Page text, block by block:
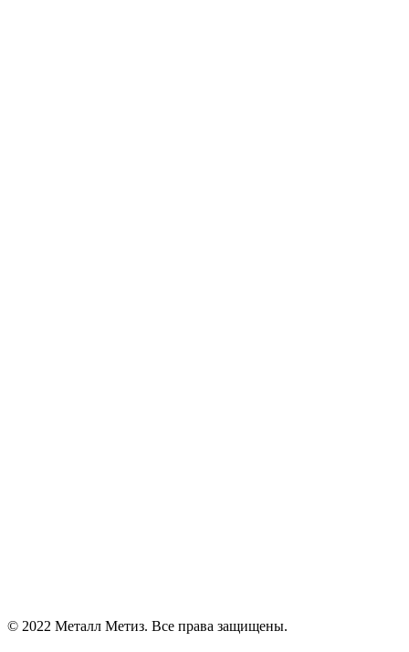
© 2022 Металл Метиз. Все права защищены.